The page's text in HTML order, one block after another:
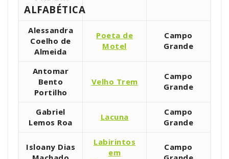
ALFABÉTICA
Alessandra
Coelho de
Almeida
Poeta de
Motel
Campo
Grande
Antomar
Bento
Portilho
Velho Trem
Campo
Grande
Gabriel
Lemos Roa
Lacuna
Campo
Grande
Isloany Dias
Labirintos
em
Campo